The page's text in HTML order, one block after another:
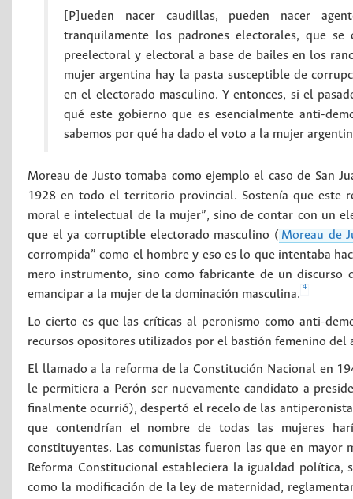
[P]ueden nacer caudillas, pueden nacer
tranquilamente los padrones electorales, que
preelectoral y electoral a base de bailes en los
mujer argentina hay la pasta susceptible de
en el electorado masculino. Y entonces, si el
qué este gobierno que es esencialmente anti-
sabemos por qué ha dado el voto a la mujer
Moreau de Justo tomaba como ejemplo el caso de San
1928 en todo el territorio provincial. Sostenía que este
moral e intelectual de la mujer”, sino de contar con un
que el ya corruptible electorado masculino ( Moreau de
corrompida” como el hombre y eso es lo que intentaba
mero instrumento, sino como fabricante de un discurso
emancipar a la mujer de la dominación masculina.
4
Lo cierto es que las críticas al peronismo como anti-
recursos opositores utilizados por el bastión femenino del
El llamado a la reforma de la Constitución Nacional en
le permitiera a Perón ser nuevamente candidato a
finalmente ocurrió), despertó el recelo de las
que contendrían el nombre de todas las mujeres
constituyentes. Las comunistas fueron las que en mayor
Reforma Constitucional estableciera la igualdad
como la modificación de la ley de maternidad,